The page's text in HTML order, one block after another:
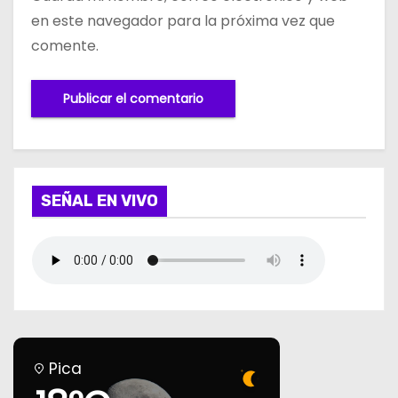
en este navegador para la próxima vez que
comente.
SEÑAL EN VIVO
Pica